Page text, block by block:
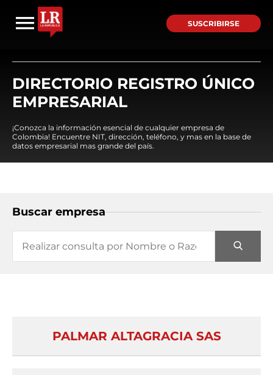
SUSCRIBIRSE
DIRECTORIO REGISTRO ÚNICO
EMPRESARIAL
¡Conozca la información esencial de cualquier empresa de
Colombia! Encuentre NIT, dirección, teléfono, y mas en la base de
datos empresarial mas grande del país.
Buscar empresa
PALMAR ALTAGRACIA SAS